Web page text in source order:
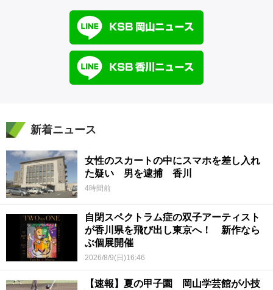
新着ニュース
女性のスカートの中にスマホを差し入れ
た疑い 男を逮捕 香川
4時間前
自閉スペクトラム症の双子アーティスト
が香川県を飛び出し東京へ！ 新作なら
ぶ個展開催
2026/8/9(日)16:46
【速報】夏の甲子園 岡山学芸館が小技